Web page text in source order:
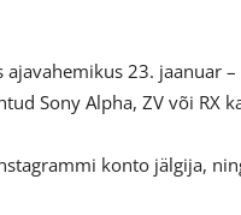
23. jaanuar
Sony Alpha, ZV või RX
konto jälgija,